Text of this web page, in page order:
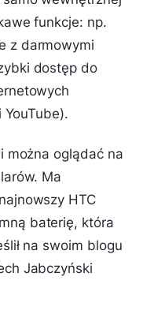
funkcje: np.
z darmowymi
dostęp do
można oglądać na
Ma
HTC
baterię, która
na swoim blogu
Jabczyński